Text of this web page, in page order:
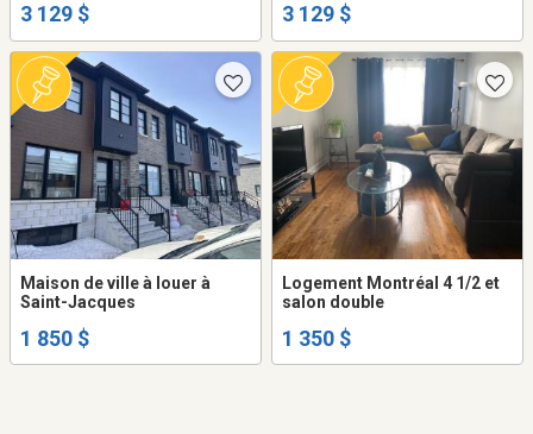
3 129 $ 3 129 $
Maison de ville à louer à
Saint-Jacques
1 850 $
Logement Montréal 4 1/2 et
salon double
1 350 $